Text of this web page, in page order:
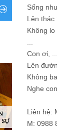
Sống
Lên thác
Không
Con ơi, ...
Lên
Không
Nghe con.
Liên hệ:
M: 0988